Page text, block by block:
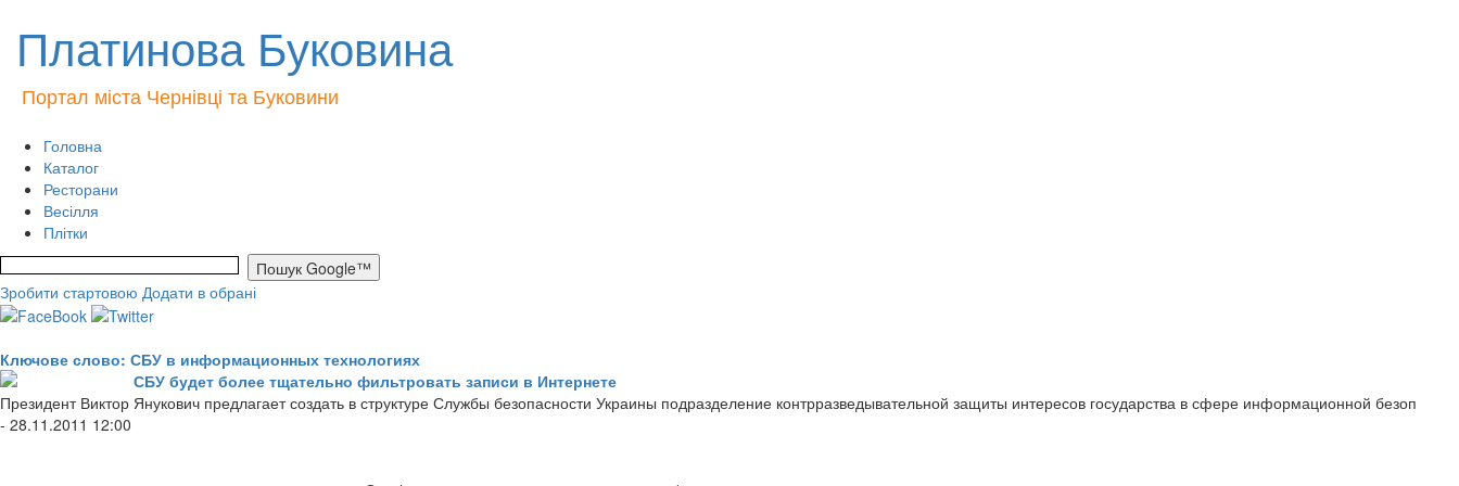
Платинова Буковина
Портал міста Чернівці та Буковини
Головна
Каталог
Ресторани
Весілля
Плітки
Зробити стартовою Додати в обрані
Ключове слово: СБУ в информационных технологиях
СБУ будет более тщательно фильтровать записи в Интернете
Президент Виктор Янукович предлагает создать в структуре Службы безопасности Украины подразделение контрразведывательной защиты интересов государства в сфере информационной безоп
- 28.11.2011 12:00